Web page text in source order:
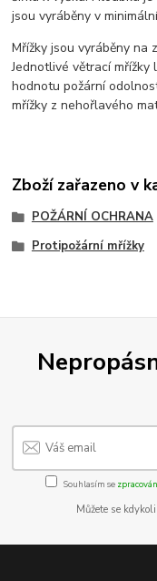
jsou vyráběny v
Mřížky jsou vyráběny na
Jednotlivé větrací
hodnotu požární
mřížky z nehořlavého
Zboží zařazeno v
POŽÁRNÍ OCHRANA
Protipožární mřížky
Souhlasím se
Můžete se